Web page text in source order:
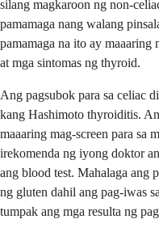
silang magkaroon ng non-
pamamaga nang walang
pamamaga na ito ay
at mga sintomas ng thyroid.
Ang pagsubok para sa celiac
kang Hashimoto thyroiditis.
maaaring mag-screen para sa
irekomenda ng iyong doktor
ang blood test. Mahalaga ang
ng gluten dahil ang pag-iwas
tumpak ang mga resulta ng